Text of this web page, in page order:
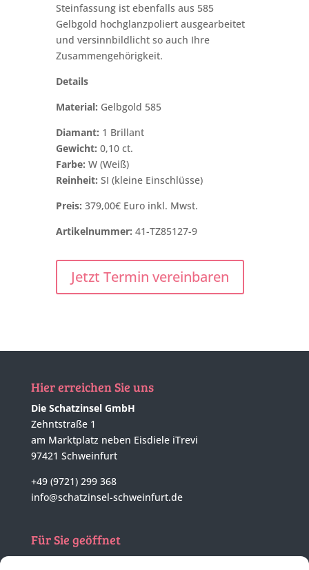
Steinfassung ist ebenfalls aus 585
Gelbgold hochglanzpoliert ausgearbeitet
und versinnbildlicht so auch Ihre
Zusammengehörigkeit.
Details
Material: Gelbgold 585
Diamant: 1 Brillant
Gewicht: 0,10 ct.
Farbe: W (Weiß)
Reinheit: SI (kleine Einschlüsse)
Preis: 379,00€ Euro inkl. Mwst.
Artikelnummer: 41-TZ85127-9
Jetzt Termin vereinbaren
Hier erreichen Sie uns
Die Schatzinsel GmbH
Zehntstraße 1
am Marktplatz neben Eisdiele iTrevi
97421 Schweinfurt
+49 (9721) 299 368
info@schatzinsel-schweinfurt.de
Für Sie geöffnet